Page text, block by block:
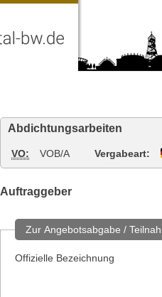
Abdichtungsarbeiten
VO: VOB/A Vergabeart:
Auftraggeber
Zur Angebotsabgabe /
Offizielle Bezeichnung